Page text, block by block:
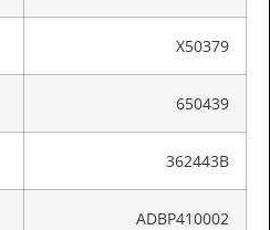
X50379
650439
362443B
ADBP410002